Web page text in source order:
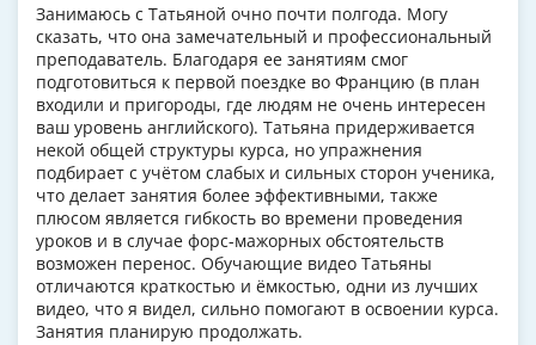
Занимаюсь с Татьяной очно почти полгода. Могу
сказать, что она замечательный и профессиональный
преподаватель. Благодаря ее занятиям смог
подготовиться к первой поездке во Францию (в план
входили и пригороды, где людям не очень интересен
ваш уровень английского). Татьяна придерживается
некой общей структуры курса, но упражнения
подбирает с учётом слабых и сильных сторон ученика,
что делает занятия более эффективными, также
плюсом является гибкость во времени проведения
уроков и в случае форс-мажорных обстоятельств
возможен перенос. Обучающие видео Татьяны
отличаются краткостью и ёмкостью, одни из лучших
видео, что я видел, сильно помогают в освоении курса.
Занятия планирую продолжать.